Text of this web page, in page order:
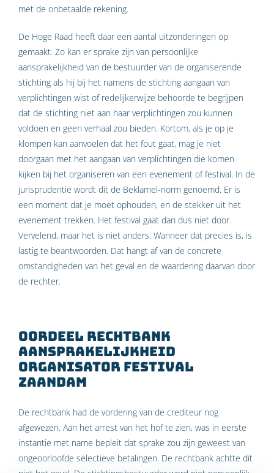
met de onbetaalde rekening.
De Hoge Raad heeft daar een aantal uitzonderingen op
gemaakt. Zo kan er sprake zijn van persoonlijke
aansprakelijkheid van de bestuurder van de organiserende
stichting als hij bij het namens de stichting aangaan van
verplichtingen wist of redelijkerwijze behoorde te begrijpen
dat de stichting niet aan haar verplichtingen zou kunnen
voldoen en geen verhaal zou bieden. Kortom, als je op je
klompen kan aanvoelen dat het fout gaat, mag je niet
doorgaan met het aangaan van verplichtingen die komen
kijken bij het organiseren van een evenement of festival. In de
jurisprudentie wordt dit de Beklamel-norm genoemd. Er is
een moment dat je moet ophouden, en de stekker uit het
evenement trekken. Het festival gaat dan dus niet door.
Vervelend, maar het is niet anders. Wanneer dat precies is, is
lastig te beantwoorden. Dat hangt af van de concrete
omstandigheden van het geval en de waardering daarvan door
de rechter.
Oordeel rechtbank
aansprakelijkheid
organisator festival
Zaandam
De rechtbank had de vordering van de crediteur nog
afgewezen. Aan het arrest van het hof te zien, was in eerste
instantie met name bepleit dat sprake zou zijn geweest van
ongeoorloofde selectieve betalingen. De rechtbank achtte dit